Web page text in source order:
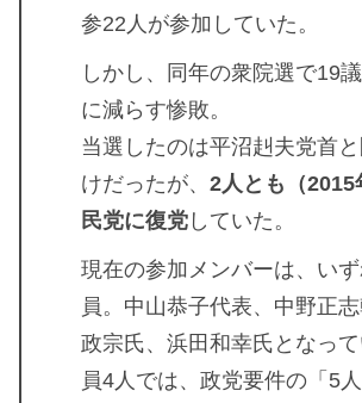
参22人が参加していた。
しかし、同年の衆院選で19
に減らす惨敗。
当選したのは平沼赳夫党首
けだったが、 2人とも（2015
民党に復党していた。
現在の参加メンバーは、い
員。中山恭子代表、中野正
政宗氏、浜田和幸氏となっ
員4人では、政党要件の「5